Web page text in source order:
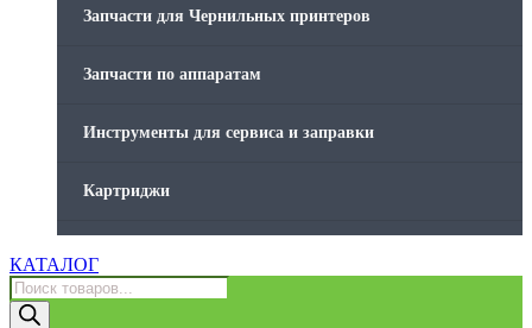
Запчасти для Чернильных принтеров
Запчасти по аппаратам
Инструменты для сервиса и заправки
Картриджи
КАТАЛОГ
Поиск
товаров